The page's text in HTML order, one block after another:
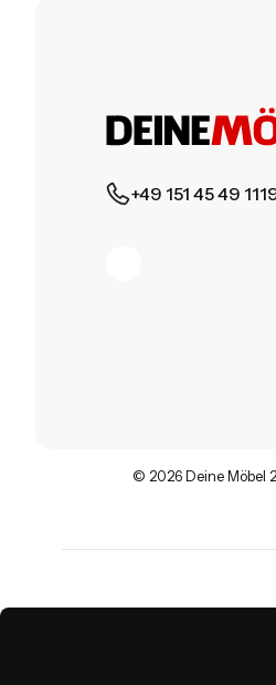
+49 151 45 49
© 2026 Deine Möbel